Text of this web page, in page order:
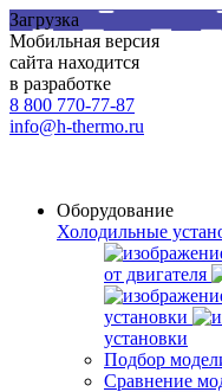
Загрузка
Мобильная версия
сайта находится
в разработке
8 800 770-77-87
info@h-thermo.ru
Оборудование
Холодильные
от двигателя
установки
установки
Подбор
Сравнение